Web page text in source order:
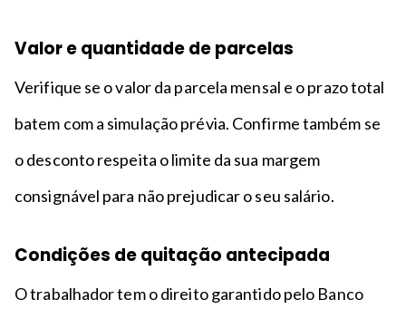
Valor e quantidade de parcelas
Verifique se o valor da parcela mensal e o prazo total
batem com a simulação prévia. Confirme também se
o desconto respeita o limite da sua margem
consignável para não prejudicar o seu salário.
Condições de quitação antecipada
O trabalhador tem o direito garantido pelo Banco